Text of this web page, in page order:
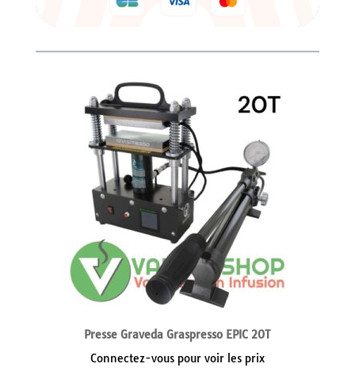
Presse Graveda Graspresso EPIC 20T
Connectez-vous pour voir les prix